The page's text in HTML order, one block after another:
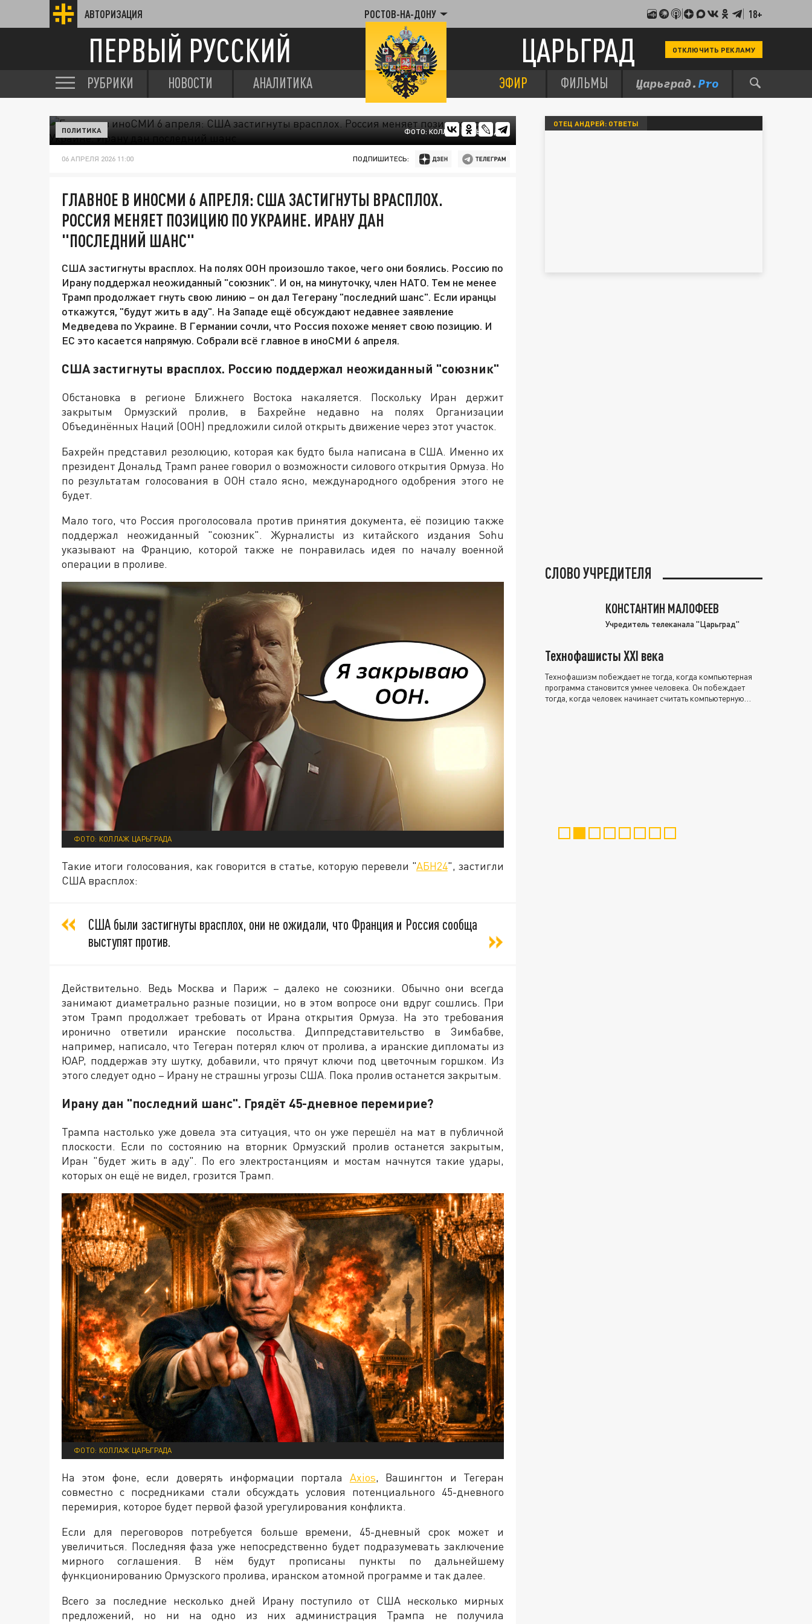
АВТОРИЗАЦИЯ РОСТОВ-НА-ДОНУ 18+
ПЕРВЫЙ РУССКИЙ ЦАРЬГРАД ОТКЛЮЧИТЬ РЕКЛАМУ
РУБРИКИ НОВОСТИ АНАЛИТИКА ЭФИР ФИЛЬМЫ
ФОТО: КОЛЛАЖ ЦАРЬГРАДА
ПОЛИТИКА
06 АПРЕЛЯ 2026 11:00 ПОДПИШИТЕСЬ:
ГЛАВНОЕ В ИНОСМИ 6 АПРЕЛЯ: США ЗАСТИГНУТЫ ВРАСПЛОХ.
РОССИЯ МЕНЯЕТ ПОЗИЦИЮ ПО УКРАИНЕ. ИРАНУ ДАН
"ПОСЛЕДНИЙ ШАНС"
США застигнуты врасплох. На полях ООН произошло такое, чего они боялись. Россию по
Ирану поддержал неожиданный "союзник". И он, на минуточку, член НАТО. Тем не менее
Трамп продолжает гнуть свою линию – он дал Тегерану "последний шанс". Если иранцы
откажутся, "будут жить в аду". На Западе ещё обсуждают недавнее заявление
Медведева по Украине. В Германии сочли, что Россия похоже меняет свою позицию. И
ЕС это касается напрямую. Собрали всё главное в иноСМИ 6 апреля.
США застигнуты врасплох. Россию поддержал неожиданный "союзник"
Обстановка в регионе Ближнего Востока накаляется. Поскольку Иран держит
закрытым Ормузский пролив, в Бахрейне недавно на полях Организации
Объединённых Наций (ООН) предложили силой открыть движение через этот участок.
Бахрейн представил резолюцию, которая как будто была написана в США. Именно их
президент Дональд Трамп ранее говорил о возможности силового открытия Ормуза. Но
по результатам голосования в ООН стало ясно, международного одобрения этого не
будет.
Мало того, что Россия проголосовала против принятия документа, её позицию также
поддержал неожиданный "союзник". Журналисты из китайского издания Sohu
указывают на Францию, которой также не понравилась идея по началу военной
операции в проливе.
ФОТО: КОЛЛАЖ ЦАРЬГРАДА
Такие итоги голосования, как говорится в статье, которую перевели "АБН24", застигли
США врасплох:
США были застигнуты врасплох, они не ожидали, что Франция и Россия сообща
выступят против.
Действительно. Ведь Москва и Париж – далеко не союзники. Обычно они всегда
занимают диаметрально разные позиции, но в этом вопросе они вдруг сошлись. При
этом Трамп продолжает требовать от Ирана открытия Ормуза. На это требования
иронично ответили иранские посольства. Диппредставительство в Зимбабве,
например, написало, что Тегеран потерял ключ от пролива, а иранские дипломаты из
ЮАР, поддержав эту шутку, добавили, что прячут ключи под цветочным горшком. Из
этого следует одно – Ирану не страшны угрозы США. Пока пролив останется закрытым.
Ирану дан "последний шанс". Грядёт 45-дневное перемирие?
Трампа настолько уже довела эта ситуация, что он уже перешёл на мат в публичной
плоскости. Если по состоянию на вторник Ормузский пролив останется закрытым,
Иран "будет жить в аду". По его электростанциям и мостам начнутся такие удары,
которых он ещё не видел, грозится Трамп.
ФОТО: КОЛЛАЖ ЦАРЬГРАДА
На этом фоне, если доверять информации портала Axios, Вашингтон и Тегеран
совместно с посредниками стали обсуждать условия потенциального 45-дневного
перемирия, которое будет первой фазой урегулирования конфликта.
Если для переговоров потребуется больше времени, 45-дневный срок может и
увеличиться. Последняя фаза уже непосредственно будет подразумевать заключение
мирного соглашения. В нём будут прописаны пункты по дальнейшему
функционированию Ормузского пролива, иранском атомной программе и так далее.
Всего за последние несколько дней Ирану поступило от США несколько мирных
предложений, но ни на одно из них администрация Трампа не получила
ОТЕЦ АНДРЕЙ: ОТВЕТЫ
СЛОВО УЧРЕДИТЕЛЯ
КОНСТАНТИН МАЛОФЕЕВ
Учредитель телеканала "Царьград"
Технофашисты XXI века
Технофашизм побеждает не тогда, когда компьютерная
программа становится умнее человека. Он побеждает
тогда, когда человек начинает считать компьютерную